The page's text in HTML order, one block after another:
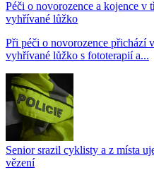
Péči o novorozence a kojence v
vyhřívané lůžko
Při péči o novorozence přichází
vyhřívané lůžko s fototerapií a...
Senior srazil cyklisty a z místa
vězení